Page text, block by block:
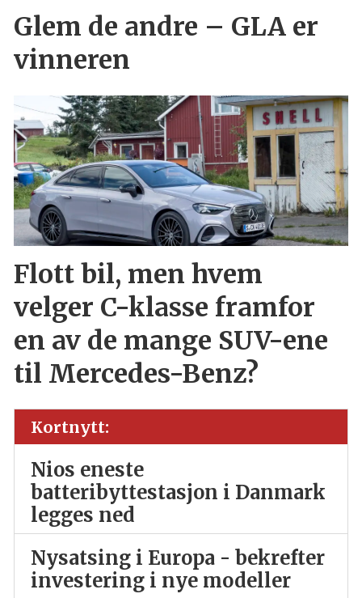
Glem de andre – GLA er
vinneren
Flott bil, men hvem
velger C-klasse framfor
en av de mange SUV-ene
til Mercedes-Benz?
Kortnytt:
Nios eneste
batteribyttestasjon i Danmark
legges ned
Nysatsing i Europa - bekrefter
investering i nye modeller